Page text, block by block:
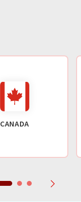
CANADA